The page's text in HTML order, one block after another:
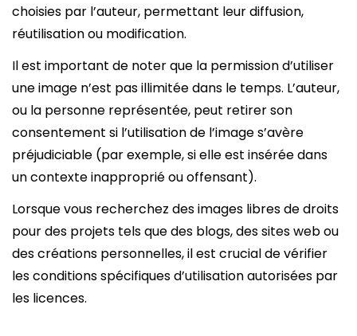
choisies par l’auteur, permettant leur diffusion,
réutilisation ou modification.
Il est important de noter que la permission d’utiliser
une image n’est pas illimitée dans le temps. L’auteur,
ou la personne représentée, peut retirer son
consentement si l’utilisation de l’image s’avère
préjudiciable (par exemple, si elle est insérée dans
un contexte inapproprié ou offensant).
Lorsque vous recherchez des images libres de droits
pour des projets tels que des blogs, des sites web ou
des créations personnelles, il est crucial de vérifier
les conditions spécifiques d’utilisation autorisées par
les licences.